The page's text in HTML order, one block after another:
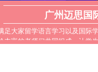
广州迈思国
足大家留学语言学习以及国际
丰富的老师们共同组成，让学